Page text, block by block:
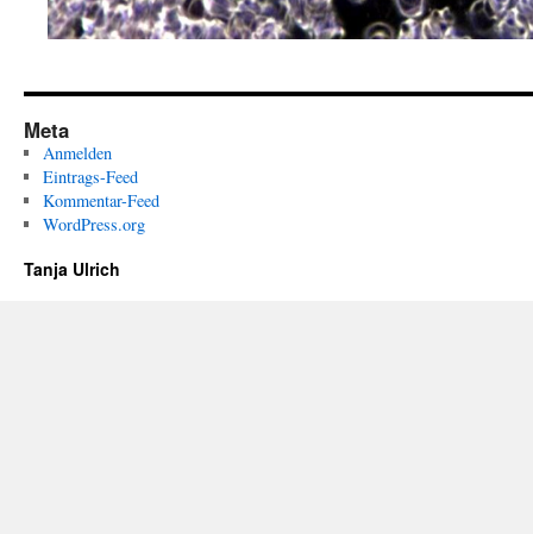
Meta
Anmelden
Eintrags-Feed
Kommentar-Feed
WordPress.org
Tanja Ulrich